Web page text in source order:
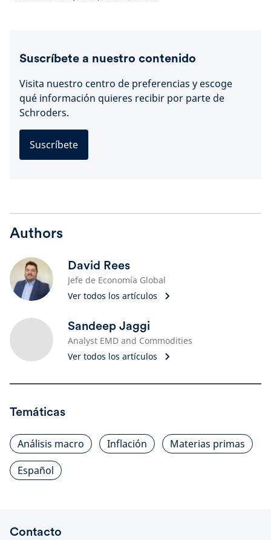
Suscríbete a nuestro contenido
Visita nuestro centro de preferencias y escoge
qué información quieres recibir por parte de
Schroders.
Suscríbete
Authors
David Rees
Jefe de Economía Global
Ver todos los artículos
Sandeep Jaggi
Analyst EMD and Commodities
Ver todos los artículos
Temáticas
Análisis macro Inflación
Materias primas
Español
Contacto